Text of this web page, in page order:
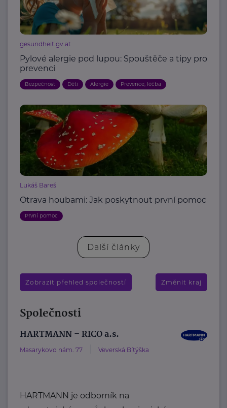
gesundheit.gv.at
Pylové alergie pod lupou: Spouštěče a tipy pro
prevenci
Bezpečnost Děti Alergie Prevence, léčba
Lukáš Bareš
Otrava houbami: Jak poskytnout první pomoc
První pomoc
Další články
Zobrazit přehled společností Změnit kraj
Společnosti
HARTMANN – RICO a.s.
Masarykovo nám. 77 Veverská Bítýška
HARTMANN je odborník na